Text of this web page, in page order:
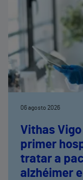
06 agosto 2026
Vithas
primer
tratar a
alzhéimer